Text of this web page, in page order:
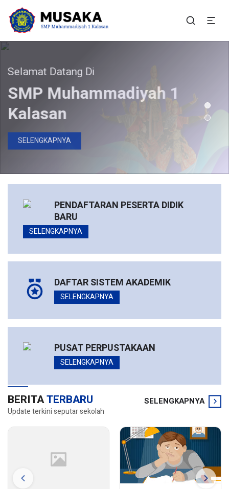
SMP Muhammadiyah 1
Kalasan
Situs Resmi SMP Muhammadiyah 1 Kalasan
Datang Di
SMP Muhammadiyah 1
Kalasan
Bersama Kami
Pendaftaran Peserta
Didik Baru Telah Dibuka
DAFTAR SEKARANG
PENDAFTARAN PESERTA DIDIK
BARU
SELENGKAPNYA
DAFTAR SISTEM AKADEMIK
SELENGKAPNYA
PUSAT PERPUSTAKAAN
SELENGKAPNYA
BERITATERBARU
Update terkini seputar sekolah
SELENGKAPNYA